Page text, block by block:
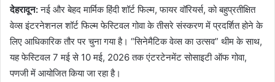
देहरादून:नई और बेहद मार्मिक हिंदी शॉर्ट फिल्म, फायर वॉरियर्स, को बहुप्रतीक्षित
वेव्स इंटरनेशनल शॉर्ट फिल्म फेस्टिवल गोवा के तीसरे संस्करण में प्रदर्शित होने के
लिए आधिकारिक तौर पर चुना गया है। “सिनेमैटिक वेव्स का उत्सव” थीम के साथ,
यह फेस्टिवल 7 मई से 10 मई, 2026 तक एंटरटेनमेंट सोसाइटी ऑफ गोवा,
पणजी में आयोजित किया जा रहा है।